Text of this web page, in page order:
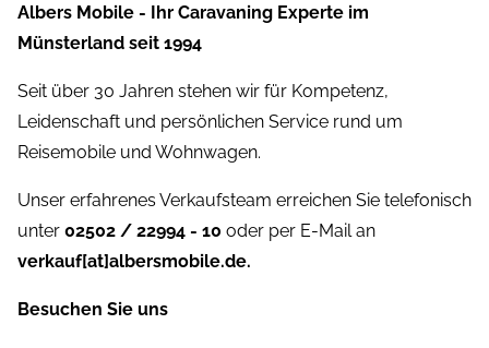
Albers Mobile - Ihr Caravaning Experte im
Münsterland seit 1994
Seit über 30 Jahren stehen wir für Kompetenz,
Leidenschaft und persönlichen Service rund um
Reisemobile und Wohnwagen.
Unser erfahrenes Verkaufsteam erreichen Sie telefonisch
unter 02502 / 22994 - 10 oder per E-Mail an
verkauf[at]albersmobile.de.
Besuchen Sie uns